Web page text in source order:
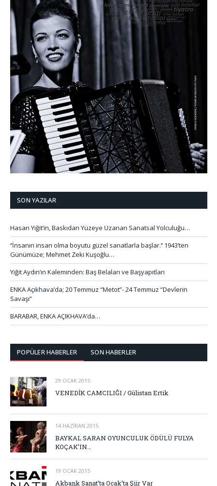
SON YAZILAR
Hasan Yiğit’in, Baskıdan Yüzeye Uzanan Sanatsal Yolculuğu…
‘’İnsanın insan olma boyutu güzel sanatlarla başlar.’’ 1943’ten
Günümüze; Mehmet Zeki Kuşoğlu…
Yiğit Aydın’ın Kaleminden: Baş Belaları ve Başyapıtları
ENKA Açıkhava’da; 20 Temmuz “Metot”- 24 Temmuz “Devlerin
Savaşı”
BARABAR, ENKA AÇIKHAVA’da…
POPÜLER HABERLER SON HABERLER
29 OCAK 2015
VENEDİK CAMCILIĞI / Gülistan Ertik
14 HAZIRAN 2015
BAYKAL SARAN OYUNCULUK ÖDÜLÜ FULYA
KOÇAK’IN…
19 OCAK 2015
Akbank Sanat’ta Ocak’ta Şiir Var